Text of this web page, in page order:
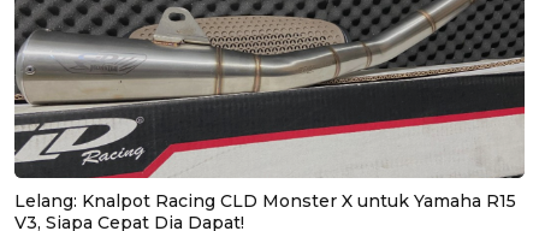
Lelang: Knalpot Racing CLD Monster X untuk Yamaha R15
V3, Siapa Cepat Dia Dapat!